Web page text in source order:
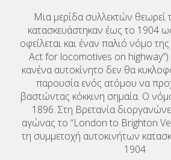
Μια μερίδα συλλεκτών θεωρεί
κατασκευάστηκαν έως το 1904
οφείλεται και έναν παλιό νόμο
Act for locomotives on
κανένα αυτοκίνητο δεν θα
παρουσία ενός ατόμου να
βαστώντας κόκκινη σημαία. Ο
1896. Στη Βρετανία
αγώνας το “London to Brighton
τη συμμετοχή αυτοκινήτων
1904